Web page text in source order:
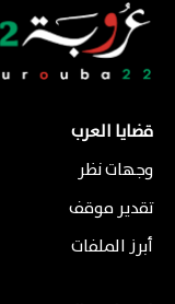
قضايا العرب
وجهات نظر
تقدير موقف
أبرز الملفات